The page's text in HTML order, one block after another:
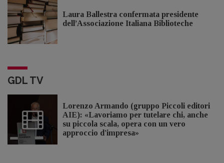
Laura Ballestra confermata presidente
dell’Associazione Italiana Biblioteche
GDL TV
Lorenzo Armando (gruppo Piccoli editori
AIE): «Lavoriamo per tutelare chi, anche
su piccola scala, opera con un vero
approccio d'impresa»